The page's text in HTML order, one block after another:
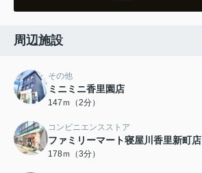
周辺施設
その他
ミニミニ香里園店
147ｍ（2分）
コンビニエンスストア
ファミリーマート寝屋川香里新町店
178ｍ（3分）